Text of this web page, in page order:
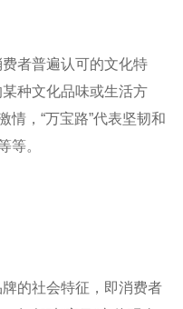
者普遍认可的文化特
种文化品味或生活方
情，“万宝路”代表坚韧和
等。
的社会特征，即消费者